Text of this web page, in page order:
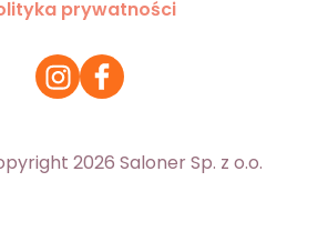
prywatności
2026 Saloner Sp. z o.o.